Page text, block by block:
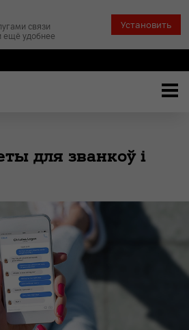
связи
ещё удобнее
Установить
для званкоў і